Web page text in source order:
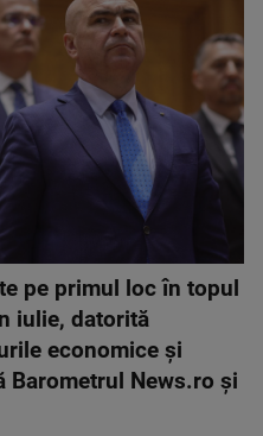
pe primul loc în topul
iulie, datorită
economice și
Barometrul News.ro și